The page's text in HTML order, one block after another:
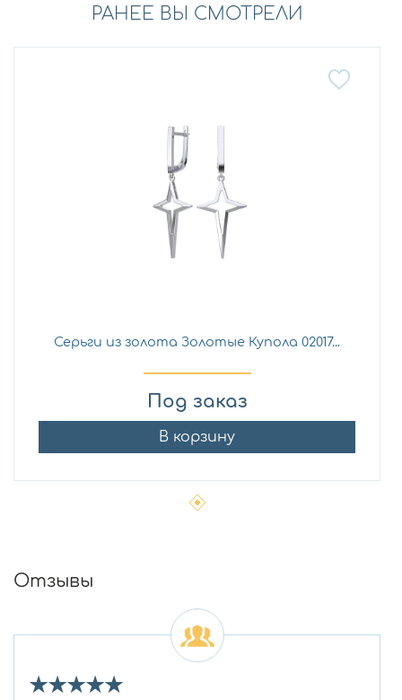
РАНЕЕ ВЫ СМОТРЕЛИ
Серьги из золота Золотые Купола 02017...
Под заказ
В корзину
Отзывы
★★★★★